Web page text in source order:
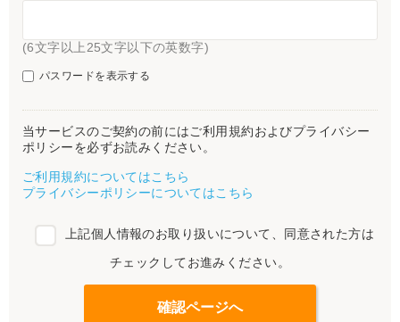
(6文字以上25文字以下の英数字)
パスワードを表示する
当サービスのご契約の前にはご利用規約およびプライバシー
ポリシーを必ずお読みください。
ご利用規約についてはこちら
プライバシーポリシーについてはこちら
上記個人情報のお取り扱いについて、同意された方は
チェックしてお進みください。